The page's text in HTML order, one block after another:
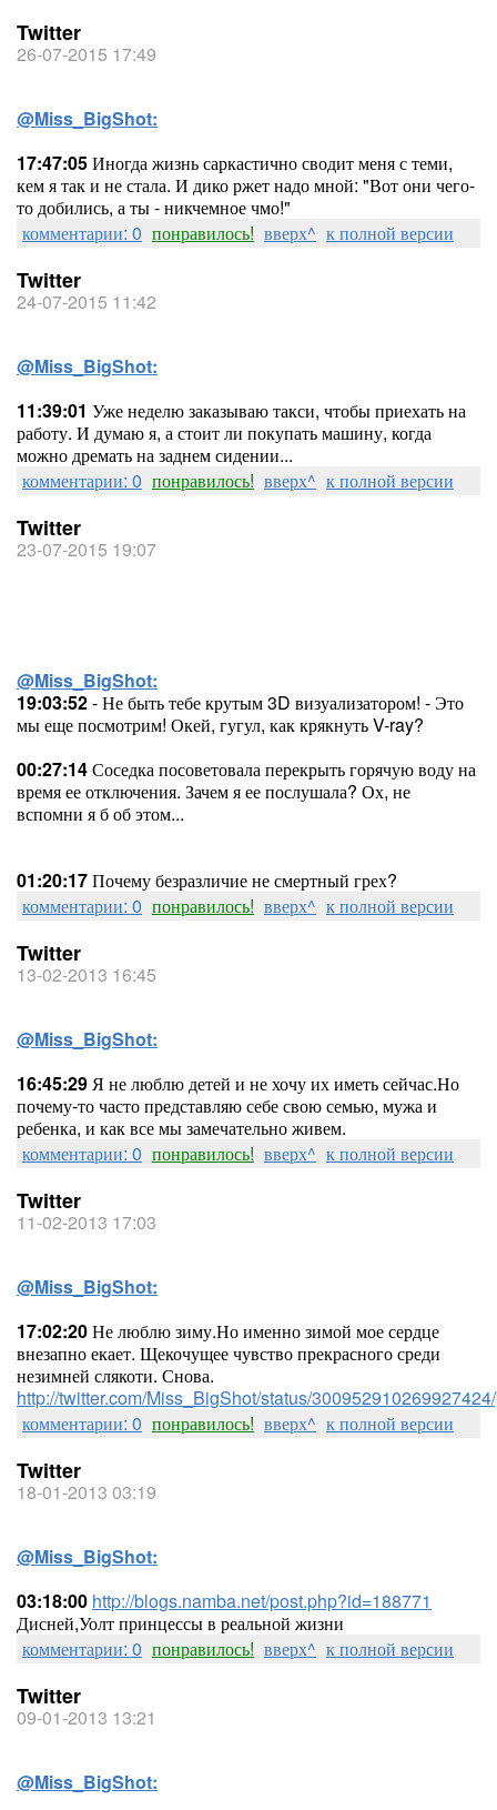
Twitter
26-07-2015 17:49
@Miss_BigShot:
17:47:05Иногда жизнь саркастично сводит меня с теми,
кем я так и не стала. И дико ржет надо мной: "Вот они чего-
то добились, а ты - никчемное чмо!"
комментарии: 0 понравилось! вверх^ к полной версии
Twitter
24-07-2015 11:42
@Miss_BigShot:
11:39:01 Уже неделю заказываю такси, чтобы приехать на
работу. И думаю я, а стоит ли покупать машину, когда
можно дремать на заднем сидении...
комментарии: 0 понравилось! вверх^ к полной версии
Twitter
23-07-2015 19:07
@Miss_BigShot:
19:03:52- Не быть тебе крутым 3D визуализатором! - Это
мы еще посмотрим! Окей, гугул, как крякнуть V-ray?
00:27:14Соседка посоветовала перекрыть горячую воду на
время ее отключения. Зачем я ее послушала? Ох, не
вспомни я б об этом...
01:20:17Почему безразличие не смертный грех?
комментарии: 0 понравилось! вверх^ к полной версии
Twitter
13-02-2013 16:45
@Miss_BigShot:
16:45:29Я не люблю детей и не хочу их иметь сейчас.Но
почему-то часто представляю себе свою семью, мужа и
ребенка, и как все мы замечательно живем.
комментарии: 0 понравилось! вверх^ к полной версии
Twitter
11-02-2013 17:03
@Miss_BigShot:
17:02:20Не люблю зиму.Но именно зимой мое сердце
внезапно екает. Щекочущее чувство прекрасного среди
незимней слякоти. Снова.
http://twitter.com/Miss_BigShot/status/
комментарии: 0 понравилось! вверх^ к полной версии
Twitter
18-01-2013 03:19
@Miss_BigShot:
03:18:00 http://blogs.namba.net/post.php?id=188771
Дисней,Уолт принцессы в реальной жизни
комментарии: 0 понравилось! вверх^ к полной версии
Twitter
09-01-2013 13:21
@Miss_BigShot: